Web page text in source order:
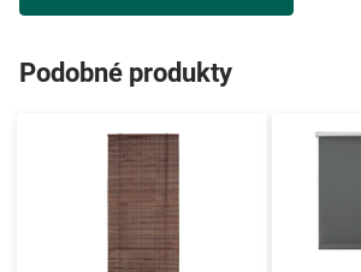
Podobné produkty